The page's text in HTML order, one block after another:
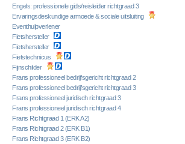
Engels: professionele gids/reisleider richtgraad 3
Ervaringsdeskundige armoede & sociale uitsluiting
Eventhulpverlener
Fietshersteller
Fietshersteller
Fietstechnicus
Fijnschilder
Frans professioneel bedrijfsgericht richtgraad 2
Frans professioneel bedrijfsgericht richtgraad 3
Frans professioneel juridisch richtgraad 3
Frans professioneel juridisch richtgraad 4
Frans Richtgraad 1 (ERK A2)
Frans Richtgraad 2 (ERK B1)
Frans Richtgraad 3 (ERK B2)